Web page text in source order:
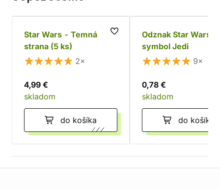
Star Wars - Temná
strana (5 ks)
2×
4,99 €
skladom
do košíka
Odznak Star Wars -
symbol Jedi
9×
0,78 €
skladom
do košíka